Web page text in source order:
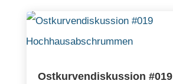
Ostkurvendiskussion #019